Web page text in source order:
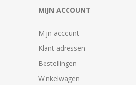
MIJN ACCOUNT
Mijn account
Klant adressen
Bestellingen
Winkelwagen